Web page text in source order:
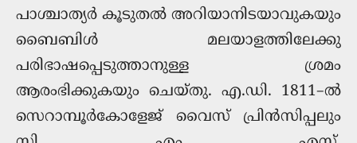
പാശ്ചാത്യർ കൂടുതൽ അറിയാനിടയാവുകയും
ബൈബിൾ മലയാളത്തിലേക്കു
പരിഭാഷപ്പെടുത്താനുള്ള ശ്രമം
ആരംഭിക്കുകയും ചെയ്തു. എ.ഡി. 1811–ല്‍
സെറാമ്പൂര്‍കോളേജ് വൈസ് പ്രിന്‍സിപ്പലും